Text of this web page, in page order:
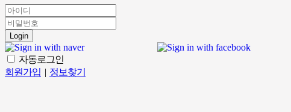
Login
자동로그인
회원가입 | 정보찾기